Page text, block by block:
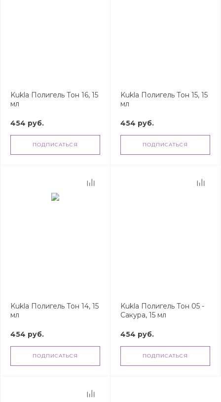
Kukla Полигель Тон 16, 15
мл
454 руб.
ПОДПИСАТЬСЯ
Kukla Полигель Тон 15, 15
мл
454 руб.
ПОДПИСАТЬСЯ
Kukla Полигель Тон 14, 15
мл
454 руб.
ПОДПИСАТЬСЯ
Kukla Полигель Тон 05 -
Сакура, 15 мл
454 руб.
ПОДПИСАТЬСЯ